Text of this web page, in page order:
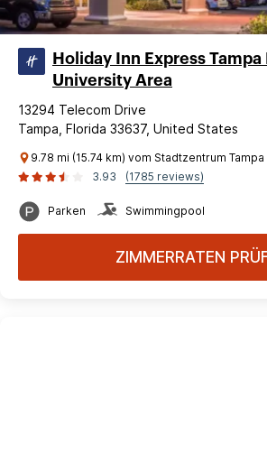
Holiday Inn Express Tampa
University Area
13294 Telecom Drive
Tampa, Florida 33637, United States
9.78 mi (15.74 km) vom Stadtzentrum Tampa
3.93
(1785 reviews)
Parken Swimmingpool
ZIMMERRATEN